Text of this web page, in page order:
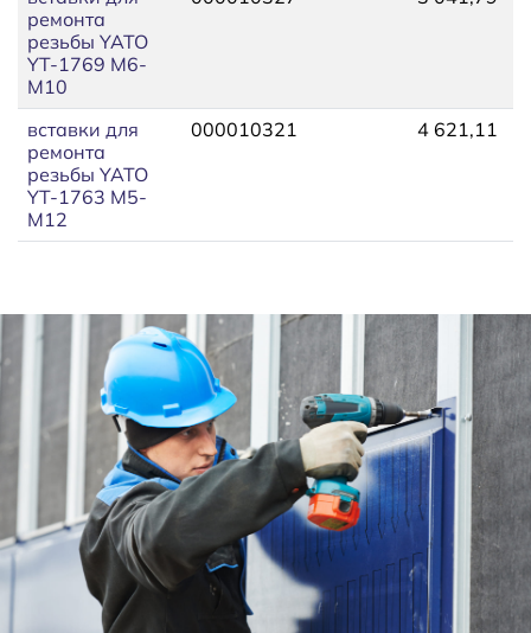
ремонта
резьбы YATO
YT-1769 М6-
М10
вставки для
ремонта
резьбы YATO
YT-1763 М5-
М12
000010321 4 621,11